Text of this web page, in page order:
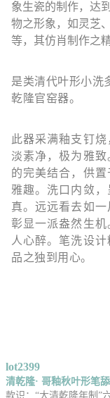
象生瓷的制作，达
物之形象，如灵芝
等，其仿肖制作之
是类清代叶形小洗
乾隆官窑器。
此器采满釉支钉
淡素净，极为雅
的完美结合，供
雅趣。洗口内敛
真。远远看去如一
彰显一派盎然生
人心醉。笔洗设
品之独到用心。
lot2399
清乾隆· 哥釉秋叶形笔舔
款识：“大清乾隆年制”